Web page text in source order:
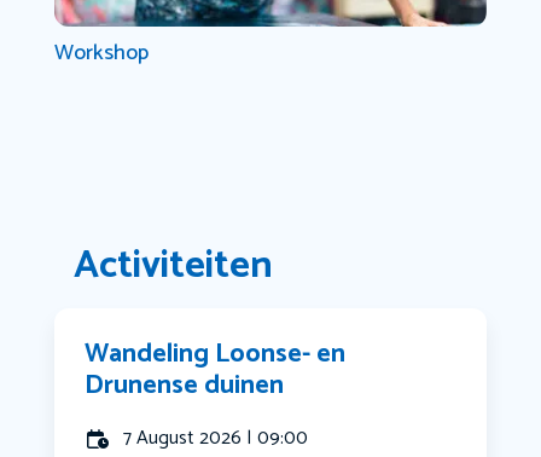
Workshop
Activiteiten
Wandeling Loonse- en
Drunense duinen
7 August 2026 | 09:00